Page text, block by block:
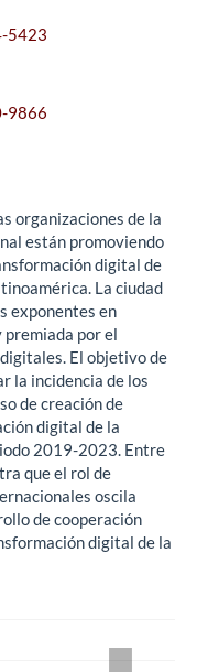
5423
9866
organizaciones de la
están promoviendo
digital de
La ciudad
exponentes en
premiada por el
El objetivo de
la incidencia de los
de creación de
digital de la
2019-2023. Entre
que el rol de
oscila
de cooperación
digital de la